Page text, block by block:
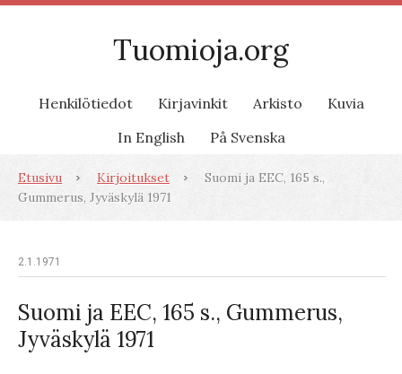
Tuomioja.org
Henkilötiedot Kirjavinkit Arkisto
Kuvia
In English
På Svenska
Etusivu Kirjoitukset
Suomi ja EEC, 165 s.,
Gummerus, Jyväskylä 1971
2.1.1971
Suomi ja EEC, 165 s., Gummerus,
Jyväskylä 1971